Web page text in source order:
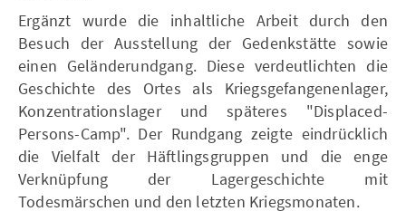
Ergänzt wurde die inhaltliche Arbeit durch den
Besuch der Ausstellung der Gedenkstätte sowie
einen Geländerundgang. Diese verdeutlichten die
Geschichte des Ortes als Kriegsgefangenenlager,
Konzentrationslager und späteres "Displaced-
Persons-Camp". Der Rundgang zeigte eindrücklich
die Vielfalt der Häftlingsgruppen und die enge
Verknüpfung der Lagergeschichte mit
Todesmärschen und den letzten Kriegsmonaten.